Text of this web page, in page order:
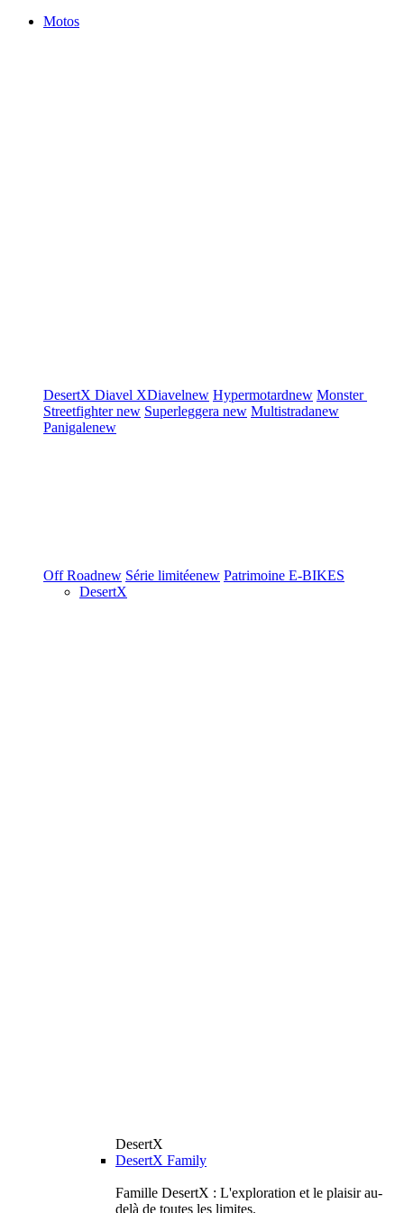
Motos
DesertX Diavel XDiavelnew Hypermotardnew Monster
Streetfighternew Superleggera new Multistradanew
Panigalenew
Off Roadnew Série limitéenew Patrimoine E-BIKES
DesertX
DesertX
DesertX Family
Famille DesertX : L'exploration et le plaisir au-
delà de toutes les limites.